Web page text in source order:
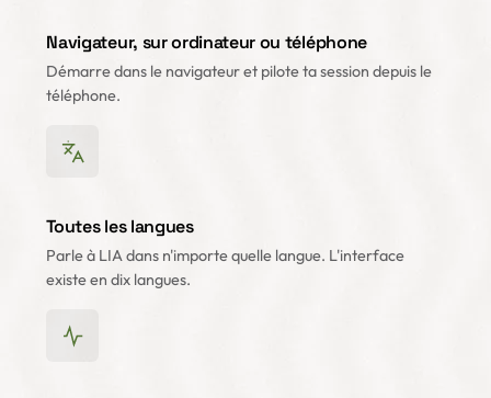
Navigateur, sur ordinateur ou téléphone
Démarre dans le navigateur et pilote ta session depuis le
téléphone.
Toutes les langues
Parle à LIA dans n'importe quelle langue. L'interface
existe en dix langues.